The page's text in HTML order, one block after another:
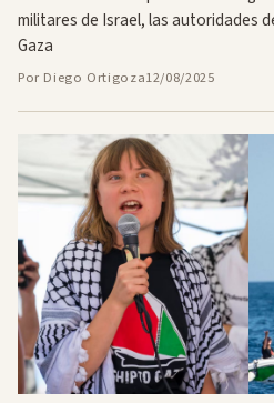
militares de Israel, las autoridades
Gaza
Por Diego Ortigoza12/08/2025